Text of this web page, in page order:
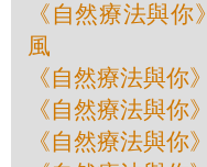
《自然療法與
風
《自然療法與你
《自然療法與你
《自然療法與